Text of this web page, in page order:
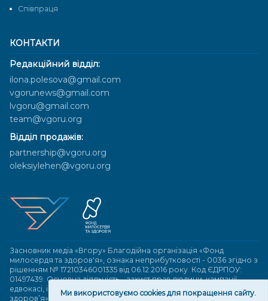
КОНТАКТИ
Редакційний відділ:
ilona.polesova@gmail.com
vgorunews@gmail.com
lvgoru@gmail.com
team@vgoru.org
Відділ продажів:
partnership@vgoru.org
oleksiylehen@vgoru.org
Засновник медіа «Вгору» Благодійна організація «Фонд
милосердя та здоров'я», ознака неприбутковості - 0036 згідно з
рішенням № 17210346001335 від 06.12.2016 року. Код ЄДРПОУ:
01497439. Основна діяльність – захист прав людини, кампанії
едвокасі, інформаційні кампанії. Місія БО «Фонд милосердя та
здоров’я» – сприяти зміцненню поваги до людської гідності та
Cпівпраця
Ми використовуємо cookies для покращення сайту.